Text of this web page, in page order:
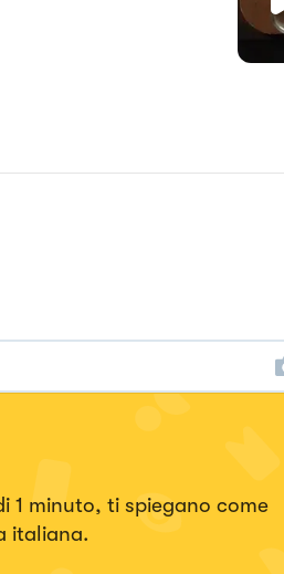
1 minuto, ti spiegano come
italiana.